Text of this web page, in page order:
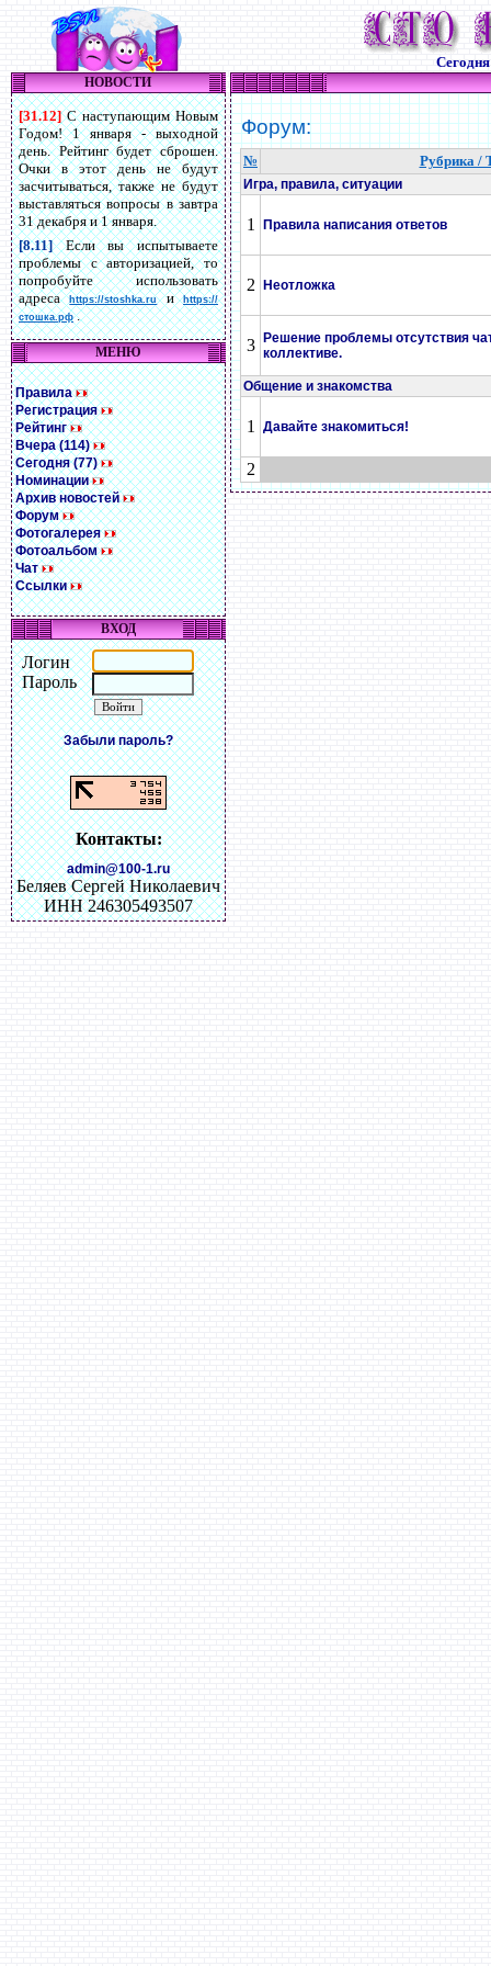
НОВОСТИ
[31.12]С наступающим Новым
Годом! 1 января - выходной
день. Рейтинг будет сброшен.
Очки в этот день не будут
засчитываться, также не будут
выставляться вопросы в завтра
31 декабря и 1 января.
[8.11]Если вы испытываете
проблемы с авторизацией, то
попробуйте использовать
адресаhttps://stoshka.ruиhttps://
стошка.рф.
МЕНЮ
Правила
Регистрация
Рейтинг
Вчера (114)
Сегодня (77)
Номинации
Архив новостей
Форум
Фотогалерея
Фотоальбом
Чат
Ссылки
ВХОД
Логин
Пароль
Забыли пароль?
Контакты:
admin@100-1.ru
Беляев Сергей Николаевич
ИНН 246305493507
Форум:
№ Рубрика /
Игра, правила, ситуации
1 Правила написания ответов
2 Неотложка
3
Решение проблемы отсутствия
коллективе.
Общение и знакомства
1 Давайте знакомиться!
2